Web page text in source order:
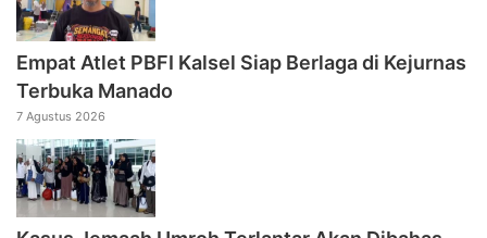
Empat Atlet PBFI Kalsel Siap Berlaga di Kejurnas
Terbuka Manado
7 Agustus 2026